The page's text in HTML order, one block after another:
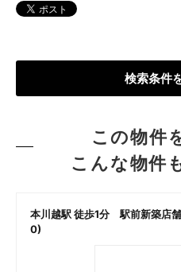
検索条件
この物件
こんな物件
本川越駅 徒歩1分 駅前新築店
0)